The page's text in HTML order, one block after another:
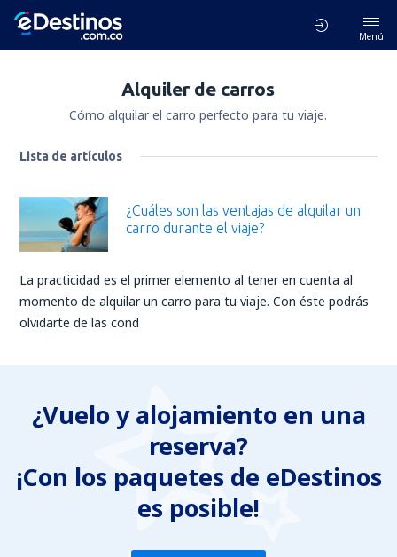
Menú
Alquiler de carros
Cómo alquilar el carro perfecto para tu viaje.
Lista de artículos
¿Cuáles son las ventajas de alquilar un
carro durante el viaje?
La practicidad es el primer elemento al tener en cuenta al
momento de alquilar un carro para tu viaje. Con éste podrás
olvidarte de las cond
¿Vuelo y alojamiento en una
reserva?
¡Con los paquetes de eDestinos
es posible!